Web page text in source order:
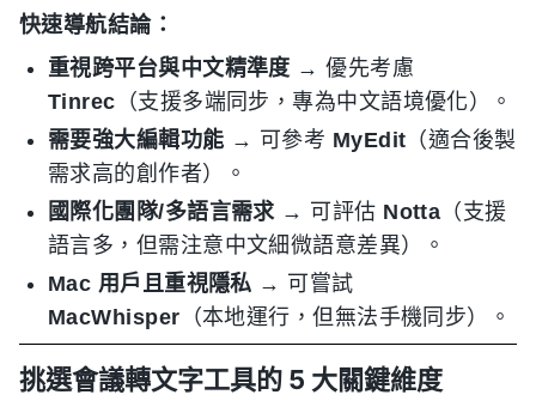
快速導航結論：
重視跨平台與中文精準度 → 優先考慮
Tinrec （支援多端同步，專為中文語境優化）。
需要強大編輯功能 → 可參考 MyEdit （適合後製
需求高的創作者）。
國際化團隊/多語言需求→ 可評估 Notta （支援
語言多，但需注意中文細微語意差異）。
Mac 用戶且重視隱私 → 可嘗試
MacWhisper （本地運行，但無法手機同步）。
挑選會議轉文字工具的 5 大關鍵維度